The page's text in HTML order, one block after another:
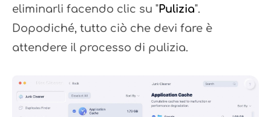
eliminarli facendo clic su "Pulizia".
Dopodiché, tutto ciò che devi fare è
attendere il processo di pulizia.